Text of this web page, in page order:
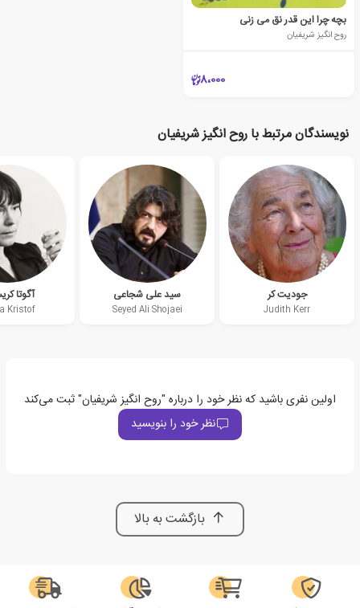
بچه چرا این قدر نق می زنی
روح انگیز شریفیان
8،000
نویسندگان مرتبط با روح انگیز شریفیان
جودیت کر
Judith Kerr
سید علی شجاعی
Seyed Ali Shojaei
آگوتا
Kristof
اولین نفری باشید که نظر خود را درباره "روح انگیز شریفیان" ثبت می‌کند
نظر خود را بنویسید
بازگشت به بالا